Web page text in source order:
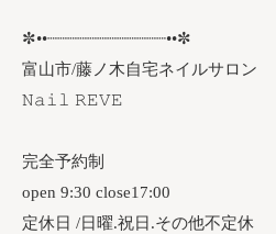
✼••┈┈┈┈┈┈┈┈┈┈┈┈••✼
富山市/藤ノ木自宅ネイルサロン
𝙽𝚊𝚒𝚕 𝚁𝙴𝚅𝙴
完全予約制
open 9:30 close17:00
定休日 /日曜.祝日.その他不定休